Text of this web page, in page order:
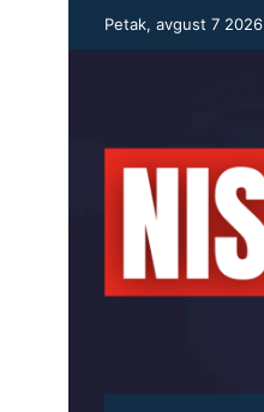
Petak, avgust 7 2026